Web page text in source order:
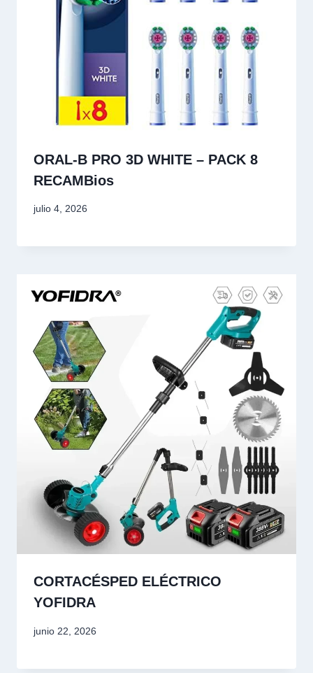
ORAL‑B PRO 3D WHITE – PACK 8
RECAMBios
julio 4, 2026
CORTACÉSPED ELÉCTRICO
YOFIDRA
junio 22, 2026